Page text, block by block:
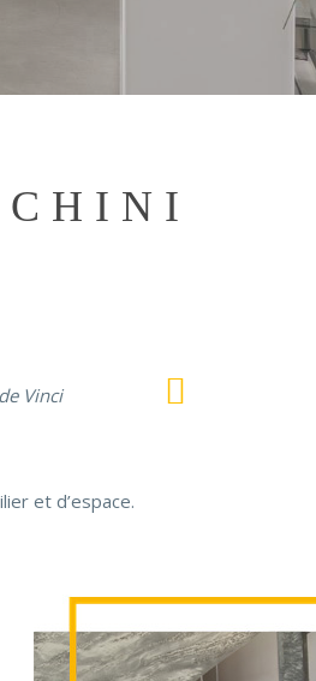
Vinci
et d’espace.